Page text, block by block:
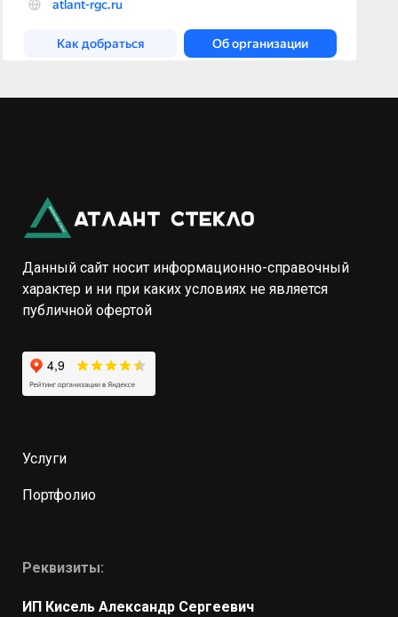
Данный сайт носит информационно-справочный
характер и ни при каких условиях не является
публичной офертой
Услуги
Портфолио
Реквизиты:
ИП Кисель Александр Сергеевич